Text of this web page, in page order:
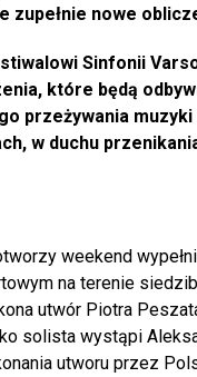
zupełnie nowe
Sinfonii
które będą
przeżywania
w duchu
weekend
na terenie
utwór Piotra
solista wystąpi
utworu przez